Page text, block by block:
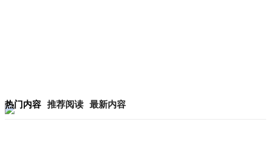
热门内容 推荐阅读 最新内容